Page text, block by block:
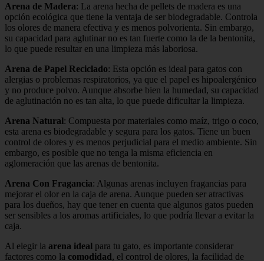
Arena de Madera: La arena hecha de pellets de madera es una
opción ecológica que tiene la ventaja de ser biodegradable. Controla
los olores de manera efectiva y es menos polvorienta. Sin embargo,
su capacidad para aglutinar no es tan fuerte como la de la bentonita,
lo que puede resultar en una limpieza más laboriosa.
Arena de Papel Reciclado: Esta opción es ideal para gatos con
alergias o problemas respiratorios, ya que el papel es hipoalergénico
y no produce polvo. Aunque absorbe bien la humedad, su capacidad
de aglutinación no es tan alta, lo que puede dificultar la limpieza.
Arena Natural: Compuesta por materiales como maíz, trigo o coco,
esta arena es biodegradable y segura para los gatos. Tiene un buen
control de olores y es menos perjudicial para el medio ambiente. Sin
embargo, es posible que no tenga la misma eficiencia en
aglomeración que las arenas de bentonita.
Arena Con Fragancia: Algunas arenas incluyen fragancias para
mejorar el olor en la caja de arena. Aunque pueden ser atractivas
para los dueños, hay que tener en cuenta que algunos gatos pueden
ser sensibles a los aromas artificiales, lo que podría llevar a evitar la
caja.
Al elegir la arena ideal para tu gato, es importante considerar
factores como la comodidad, el control de olores, la facilidad de